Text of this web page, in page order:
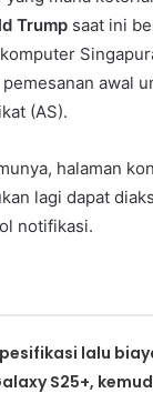
Trump saat ini
awal
(AS).
halaman
lagi dapat
notifikasi.
lalu
S25+,